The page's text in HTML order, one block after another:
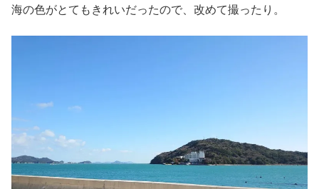
海の色がとてもきれいだったので、改めて撮ったり。